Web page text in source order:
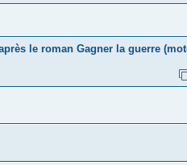
le roman Gagner la guerre